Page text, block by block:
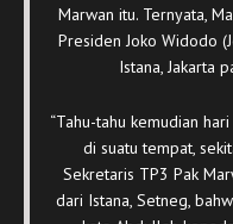
Marwan itu. Ternyata,
Presiden Joko Widodo
Istana, Jakarta
“Tahu-tahu kemudian
di suatu tempat,
Sekretaris TP3 Pak
dari Istana, Setneg,